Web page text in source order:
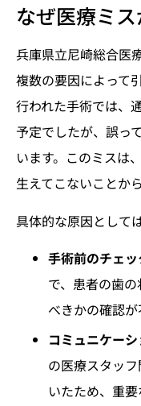
なぜ医療ミ
兵庫県立尼崎総合医
複数の要因によって
行われた手術では、
予定でしたが、誤っ
います。このミスは
生えてこないことか
具体的な原因として
手術前のチェ
で、患者の歯
べきかの確認が
コミュニケー
の医療スタッ
いたため、重